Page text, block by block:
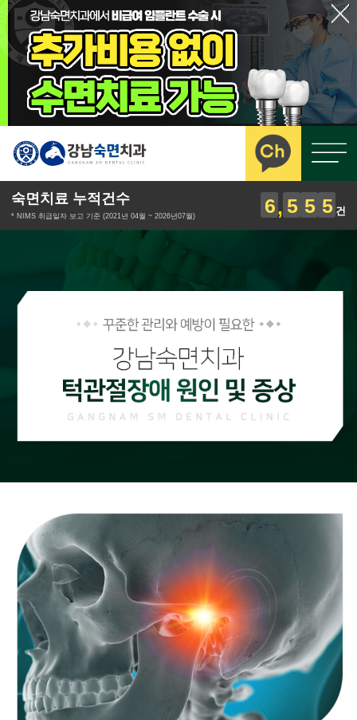
숙면치료 누적건수
* NIMS 취급일자 보고 기준 (2021년 04월 ~ 2026년07월) 6 5 5 5 건